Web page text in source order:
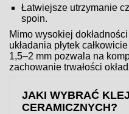
Łatwiejsze utrzymanie
spoin.
Mimo wysokiej
układania płytek
1,5–2 mm pozwala na
zachowanie trwałości
JAKI WYBRAĆ
CERAMICZNYCH?